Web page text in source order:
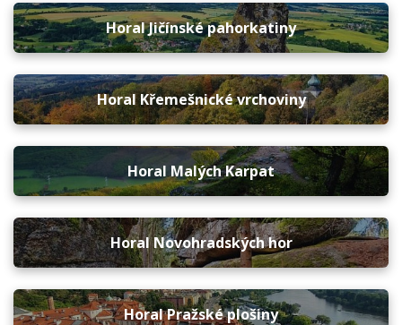
Horal Jičínské pahorkatiny
Horal Křemešnické vrchoviny
Horal Malých Karpat
Horal Novohradských hor
Horal Pražské plošiny